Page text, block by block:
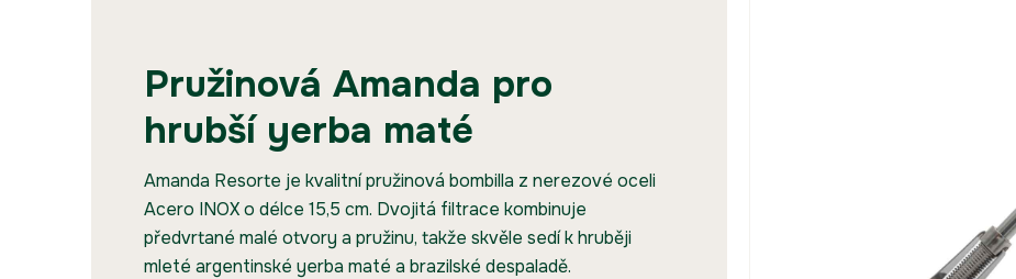
Pružinová Amanda pro
hrubší yerba maté
Amanda Resorte je kvalitní pružinová bombilla z nerezové oceli
Acero INOX o délce 15,5 cm. Dvojitá filtrace kombinuje
předvrtané malé otvory a pružinu, takže skvěle sedí k hruběji
mleté argentinské yerba maté a brazilské despaladě.